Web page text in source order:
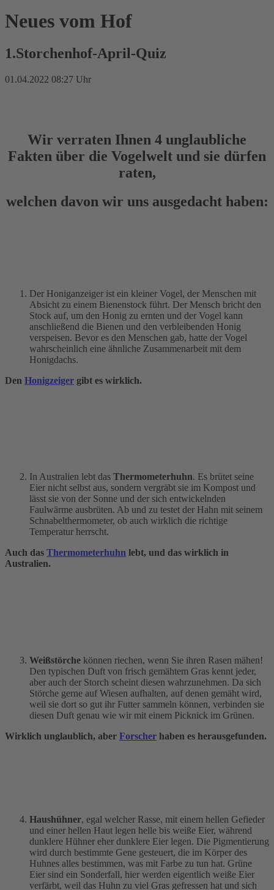
Neues vom Hof
1.Storchenhof-April-Quiz
01.04.2022 08:27 Uhr
Wir verraten Ihnen 4 unglaubliche
Fakten über die Vogelwelt und sie dürfen
raten,
welchen davon wir uns ausgedacht haben:
Der Honiganzeiger ist ein kleiner Vogel, der Menschen mit
Absicht zu einem Bienenstock führt. Der Mensch bricht den
Stock auf, um den Honig zu ernten und der Vogel kann
anschließend die Bienen und den verbleibenden Honig
verspeisen. Bevor es den Menschen gab, hatte der Vogel
wahrscheinlich eine ähnliche Zusammenarbeit mit dem
Honigdachs.
Den Honigzeiger gibt es wirklich.
In Australien lebt das Thermometerhuhn. Es brütet seine
Eier nicht selbst aus, sondern vergräbt sie im Kompost und
lässt sie von der Sonne und der sich entwickelnden
Faulwärme ausbrüten. Ab und zu testet der Hahn mit seinem
Schnabelthermometer, ob auch wirklich die richtige
Temperatur herrscht.
Auch das Thermometerhuhn lebt, und das wirklich in
Australien.
Weißstörche können riechen, wenn Sie ihren Rasen mähen!
Den typischen Duft von frisch gemähtem Gras kennt jeder,
aber auch der Storch scheint diesen wahrzunehmen. Da sich
Störche gerne auf Wiesen aufhalten, auf denen gemäht wird,
weil sie dort so gut ihr Futter sammeln können, verbinden sie
diesen Duft genau wie wir mit einem Picknick im Grünen.
Wirklich unglaublich, aber Forscher haben es herausgefunden.
Haushühner, egal welcher Rasse, mit einem hellen Gefieder
und einer hellen Haut legen helle bis weiße Eier, während
dunklere Hühner eher dunklere Eier legen. Die Pigmentierung
wird durch bestimmte Gene gesteuert, die im Körper des
Huhnes alles bestimmen, was mit Farbe zu tun hat. Grüne
Eier sind ein Sonderfall, hier werden eigentlich weiße Eier
verfärbt, weil das Huhn zu viel Gras gefressen hat und sich